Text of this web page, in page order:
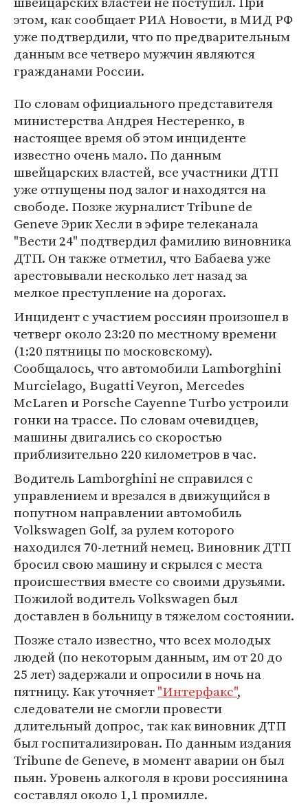
этом, как сообщает РИА Новости, в МИД РФ
уже подтвердили, что по предварительным
данным все четверо мужчин являются
гражданами России.
По словам официального представителя
министерства Андрея Нестеренко, в
настоящее время об этом инциденте
известно очень мало. По данным
швейцарских властей, все участники ДТП
уже отпущены под залог и находятся на
свободе. Позже журналист Tribune de
Geneve Эрик Хесли в эфире телеканала
"Вести 24" подтвердил фамилию виновника
ДТП. Он также отметил, что Бабаева уже
арестовывали несколько лет назад за
мелкое преступление на дорогах.
Инцидент с участием россиян произошел в
четверг около 23:20 по местному времени
(1:20 пятницы по московскому).
Сообщалось, что автомобили Lamborghini
Murcielago, Bugatti Veyron, Mercedes
McLaren и Porsche Cayenne Turbo устроили
гонки на трассе. По словам очевидцев,
машины двигались со скоростью
приблизительно 220 километров в час.
Водитель Lamborghini не справился с
управлением и врезался в движущийся в
попутном направлении автомобиль
Volkswagen Golf, за рулем которого
находился 70-летний немец. Виновник ДТП
бросил свою машину и скрылся с места
происшествия вместе со своими друзьями.
Пожилой водитель Volkswagen был
доставлен в больницу в тяжелом состоянии.
Позже стало известно, что всех молодых
людей (по некоторым данным, им от 20 до
25 лет) задержали и опросили в ночь на
пятницу. Как уточняет"Интерфакс",
следователи не смогли провести
длительный допрос, так как виновник ДТП
был госпитализирован. По данным издания
Tribune de Geneve, в момент аварии он был
пьян. Уровень алкоголя в крови россиянина
составлял около 1,1 промилле.